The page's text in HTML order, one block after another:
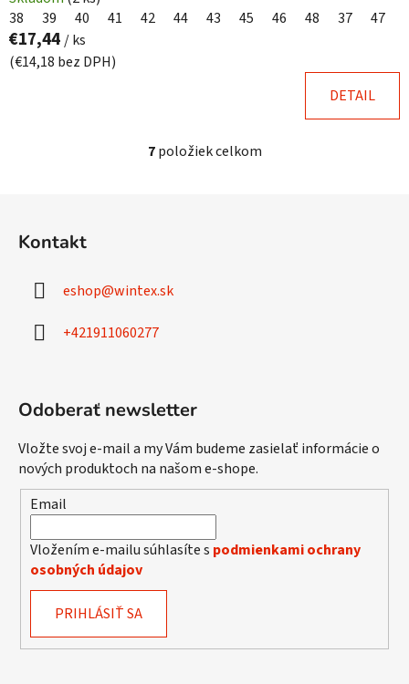
38
39 40 41 42 44 43 45 46 48 37 47
€17,44 / ks
(€14,18 bez DPH)
DETAIL
O
v
ý
p
s
u
7položiek celkom
Kontakt
eshop@wintex.sk
+421911060277
Odoberať newsletter
Vložte svoj e-mail a my Vám budeme zasielať informácie o
nových produktoch na našom e-shope.
Email
Vložením e-mailu súhlasíte s podmienkami ochrany
osobných údajov
PRIHLÁSIŤ SA